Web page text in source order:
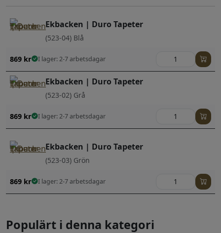
Ekbacken | Duro Tapeter
(523-04) Blå
869 kr I lager: 2-7 arbetsdagar
Ekbacken | Duro Tapeter
(523-02) Grå
869 kr I lager: 2-7 arbetsdagar
Ekbacken | Duro Tapeter
(523-03) Grön
869 kr I lager: 2-7 arbetsdagar
Populärt i denna kategori